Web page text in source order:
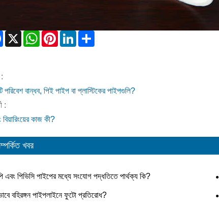
Facebook
X WhatsAppPinterestLinkedIn
পরিবেশ বান্ধব, পিই পাইপ বা প্লাস্টিকের পাইপগুলি?
:
বিয়ারিংয়ের কাজ কী?
খবর
এবং পিভিসি পাইপের মধ্যে সংযোগ পদ্ধতিতে পার্থক্য কি?
বহিরঙ্গন পাইপলাইনে ফুটো প্রতিরোধ?